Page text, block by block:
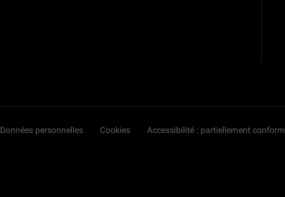
Données personnelles Cookies Accessibilité : partiellement